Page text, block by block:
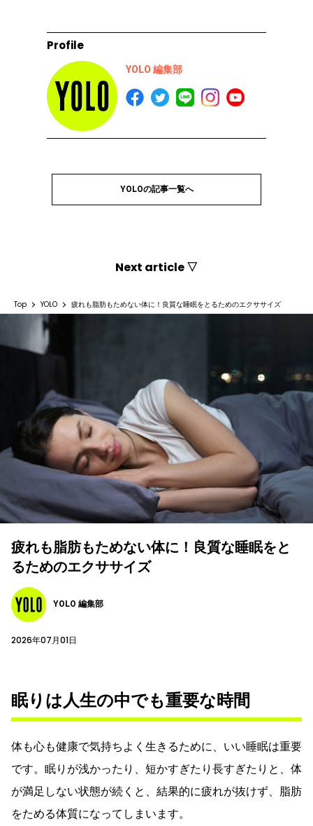
Profile
YOLO 編集部
YOLOの記事一覧へ
Next article ▽
Top YOLO 疲れも脂肪もためない体に！良質な睡眠をとるためのエクササイズ
疲れも脂肪もためない体に！良質な睡眠をと
るためのエクササイズ
YOLO 編集部
2026年07月01日
眠りは人生の中でも重要な時間
体も心も健康で気持ちよく生きるために、いい睡眠は重要
です。眠りが浅かったり、短かすぎたり長すぎたりと、体
が満足しない状態が続くと、結果的に疲れが抜けず、脂肪
をためる体質になってしまいます。